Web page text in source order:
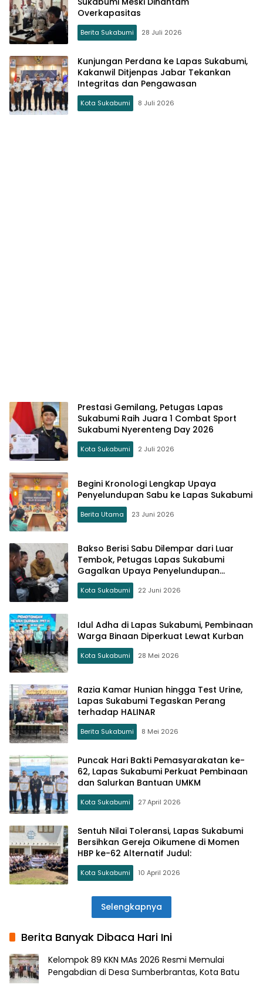
Overkapasitas
Berita Sukabumi 28 Juli 2026
Kunjungan Perdana ke Lapas Sukabumi,
Kakanwil Ditjenpas Jabar Tekankan
Integritas dan Pengawasan
Kota Sukabumi 8 Juli 2026
Prestasi Gemilang, Petugas Lapas
Sukabumi Raih Juara 1 Combat Sport
Sukabumi Nyerenteng Day 2026
Kota Sukabumi 2 Juli 2026
Begini Kronologi Lengkap Upaya
Penyelundupan Sabu ke Lapas Sukabumi
Berita Utama 23 Juni 2026
Bakso Berisi Sabu Dilempar dari Luar
Tembok, Petugas Lapas Sukabumi
Gagalkan Upaya Penyelundupan
Narkoba
Kota Sukabumi 22 Juni 2026
Idul Adha di Lapas Sukabumi, Pembinaan
Warga Binaan Diperkuat Lewat Kurban
Kota Sukabumi 28 Mei 2026
Razia Kamar Hunian hingga Test Urine,
Lapas Sukabumi Tegaskan Perang
terhadap HALINAR
Berita Sukabumi 8 Mei 2026
Puncak Hari Bakti Pemasyarakatan ke-
62, Lapas Sukabumi Perkuat Pembinaan
dan Salurkan Bantuan UMKM
Kota Sukabumi 27 April 2026
Sentuh Nilai Toleransi, Lapas Sukabumi
Bersihkan Gereja Oikumene di Momen
HBP ke-62 Alternatif Judul:
Kota Sukabumi 10 April 2026
Selengkapnya
Berita Banyak Dibaca Hari Ini
Kelompok 89 KKN MAs 2026 Resmi Memulai
Pengabdian di Desa Sumberbrantas, Kota Batu